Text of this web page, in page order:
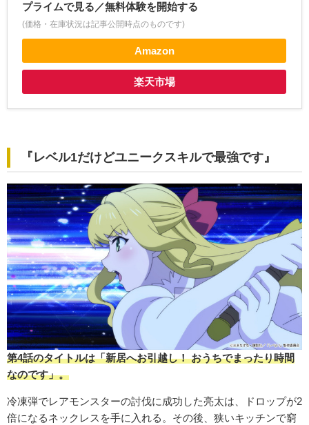
プライムで見る／無料体験を開始する
(価格・在庫状況は記事公開時点のものです)
Amazon
楽天市場
『レベル1だけどユニークスキルで最強です』
第4話のタイトルは「新居へお引越し！ おうちでまったり時間
なのです」。
冷凍弾でレアモンスターの討伐に成功した亮太は、ドロップが2
倍になるネックレスを手に入れる。その後、狭いキッチンで窮